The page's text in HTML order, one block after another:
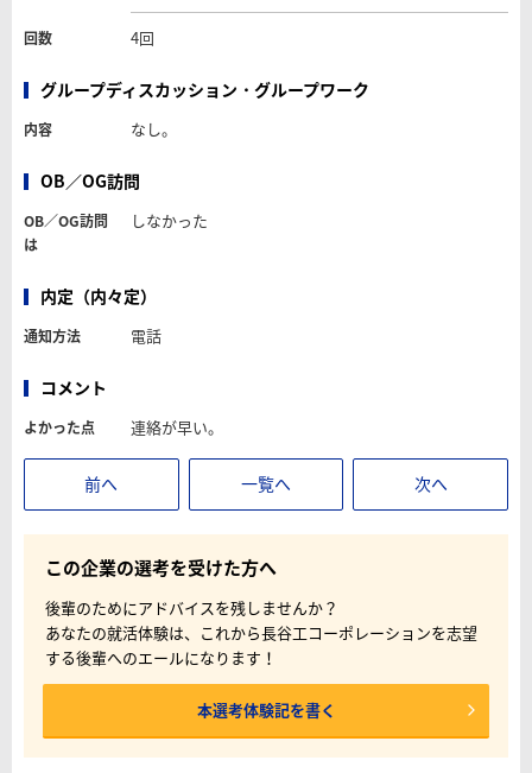
回数 4回
グループディスカッション・グループワーク
内容 なし。
OB／OG訪問
OB／OG訪問
は
しなかった
内定（内々定）
通知方法 電話
コメント
よかった点 連絡が早い。
前へ 一覧へ 次へ
この企業の選考を受けた方へ
後輩のためにアドバイスを残しませんか？
あなたの就活体験は、これから長谷工コーポレーションを志望
する後輩へのエールになります！
本選考体験記を書く